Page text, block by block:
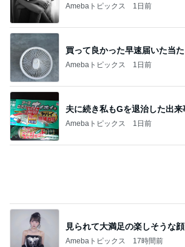
Amebaトピックス 1日前
見られて大満足の楽しそうな顔
Amebaトピックス 17時間前